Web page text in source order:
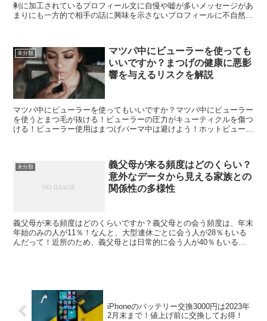
剰に加工されているプロフィール文に自慢や嘘が多いメッセージがあ
まりにも一方的で相手の話に興味を示さないプロフィールに不自然な
未分類
マツパ中にビューラーを使っても
いいですか？まつげの健康に悪影
響を与えるリスクを解説
マツパ中にビューラーを使ってもいいですか？マツパ中にビューラー
を使うとまつ毛が抜ける！ビューラーの圧力がキューティクルを傷つ
ける！ビューラー使用はまつげパーマ中は避けよう！ホットビューラ
未分類
義父母が来る頻度はどのくらい？
意外なデータから見える家族との
関係性の多様性
義父母が来る頻度はどのくらいですか？義父母との会う頻度は、年末
年始のみの人が11％！なんと、大型連休ごとに会う人が28％もいる
んだって！近所のため、義父母とは日常的に会う人が40％もいるん
iPhoneのバッテリー交換3000円は2023年
2月末まで！値上げ前に交換してお得！